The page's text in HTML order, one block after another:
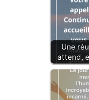
Une
attend,